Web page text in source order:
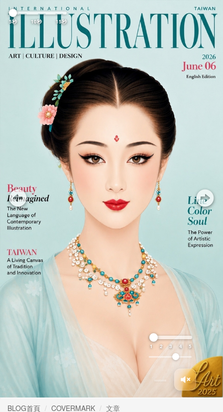
Previous
1 2 3 4 5
5秒 10秒 15秒
BLOG首頁 COVERMARK 文章